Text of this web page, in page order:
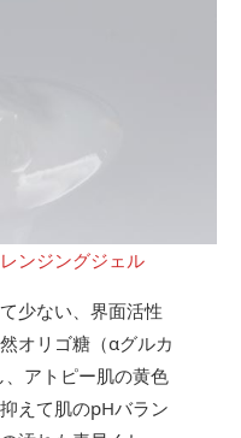
ンジングジェル
少ない、界面活性
オリゴ糖（αグルカ
アトピー肌の黄色
えて肌のpHバラン